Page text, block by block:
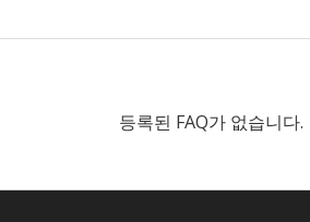
등록된 FAQ가 없습니다.